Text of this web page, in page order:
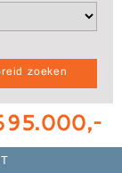
zoeken